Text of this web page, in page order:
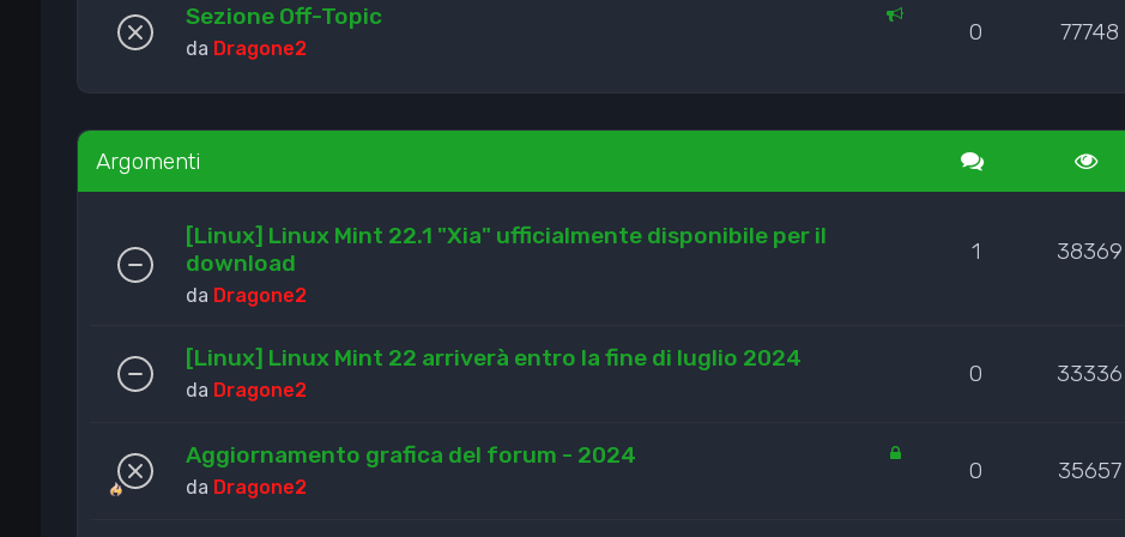
Sezione Off-Topic
da Dragone2
0 77748
Argomenti
[Linux] Linux Mint 22.1 "Xia" ufficialmente disponibile per il
download
da Dragone2
1 38369
[Linux] Linux Mint 22 arriverà entro la fine di luglio 2024
da Dragone2
0 33336
Aggiornamento grafica del forum - 2024
da Dragone2
0 35657